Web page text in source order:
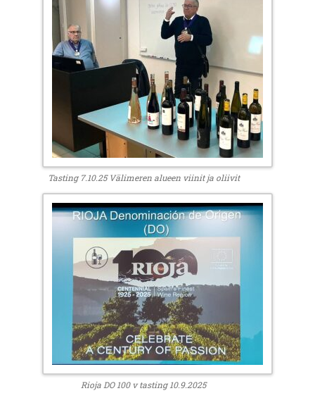
Tasting 7.10.25 Välimeren alueen viinit ja oliivit
Rioja DO 100 v tasting 10.9.2025